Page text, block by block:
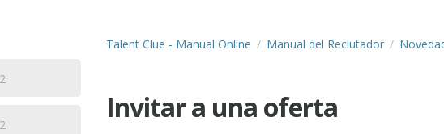
Talent Clue - Manual Online Manual del Reclutador
Invitar a una oferta
2
2